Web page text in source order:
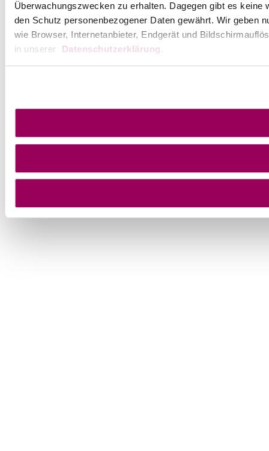
Überwachungszwecken zu erhalten. Dagegen gibt es
den Schutz personenbezogener Daten gewährt. Wir geben
wie Browser, Internetanbieter, Endgerät und
in unserer
Datenschutzerklärung .